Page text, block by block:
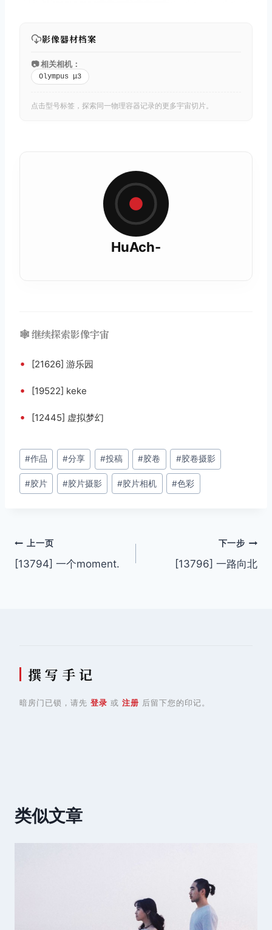
影像器材档案
📷 相关相机：
Olympus μ3
点击型号标签，探索同一物理容器记录的更多宇宙切片。
HuAch-
🕸️ 继续探索影像宇宙
• [21626] 游乐园
• [19522] keke
• [12445] 虚拟梦幻
文
章
标
#作品 #分享 #投稿 #胶卷 #胶卷摄影
#胶片 #胶片摄影 #胶片相机 #色彩
文
章
上一页
[13794] 一个moment.
下一步
[13796] 一路向北
撰 写 手 记
暗房门已锁，请先 登录 或 注册 后留下您的印记。
类似文章